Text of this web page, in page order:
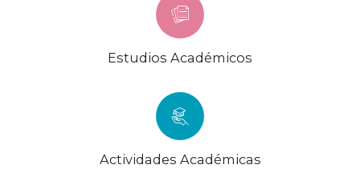
Estudios Académicos
Actividades Académicas